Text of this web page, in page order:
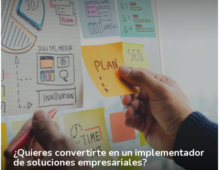
¿Quieres convertirte en un implementador
de soluciones empresariales?